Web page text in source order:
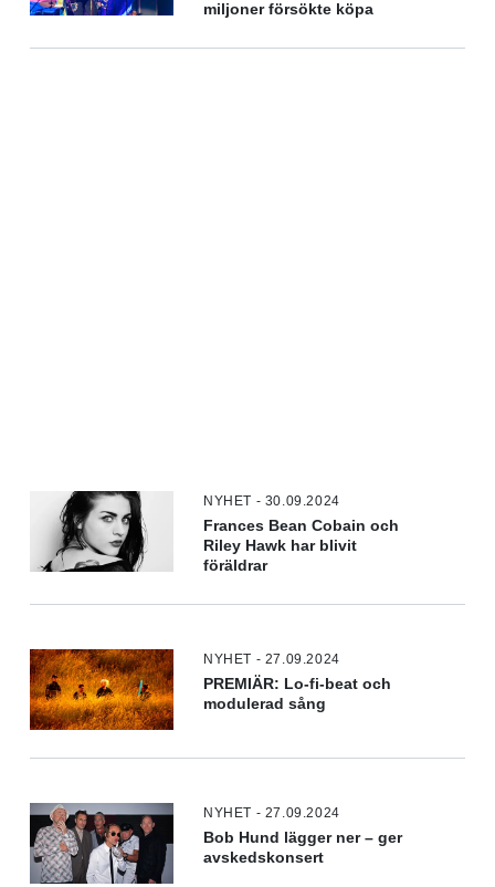
miljoner försökte köpa
NYHET - 30.09.2024
Frances Bean Cobain och
Riley Hawk har blivit
föräldrar
NYHET - 27.09.2024
PREMIÄR: Lo-fi-beat och
modulerad sång
NYHET - 27.09.2024
Bob Hund lägger ner – ger
avskedskonsert